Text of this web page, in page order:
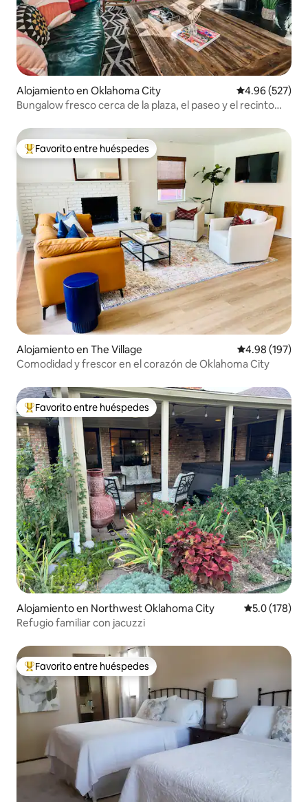
Alojamiento en Oklahoma City Calificación
4.96 (527)
Bungalow fresco cerca de la plaza, el paseo y el recinto
Favorito entre huéspedes preferido
Favorito entre huéspedes
Alojamiento en The Village Calificación
4.98 (197)
Comodidad y frescor en el corazón de Oklahoma City
Favorito entre huéspedes preferido
Favorito entre huéspedes
Alojamiento en Northwest Oklahoma City Calificación
5.0 (178)
Refugio familiar con jacuzzi
Favorito entre huéspedes preferido
Favorito entre huéspedes